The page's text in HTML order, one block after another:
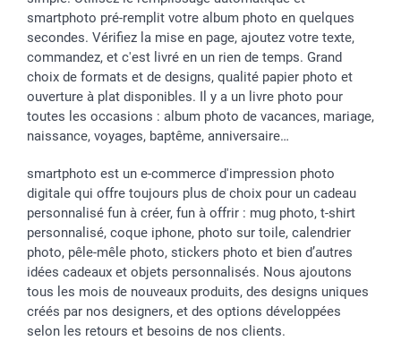
smartphoto pré-remplit votre album photo en quelques
secondes. Vérifiez la mise en page, ajoutez votre texte,
commandez, et c'est livré en un rien de temps. Grand
choix de formats et de designs, qualité papier photo et
ouverture à plat disponibles. Il y a un livre photo pour
toutes les occasions : album photo de vacances, mariage,
naissance, voyages, baptême, anniversaire…
smartphoto est un e-commerce d'impression photo
digitale qui offre toujours plus de choix pour un cadeau
personnalisé fun à créer, fun à offrir : mug photo, t-shirt
personnalisé, coque iphone, photo sur toile, calendrier
photo, pêle-mêle photo, stickers photo et bien d’autres
idées cadeaux et objets personnalisés. Nous ajoutons
tous les mois de nouveaux produits, des designs uniques
créés par nos designers, et des options développées
selon les retours et besoins de nos clients.